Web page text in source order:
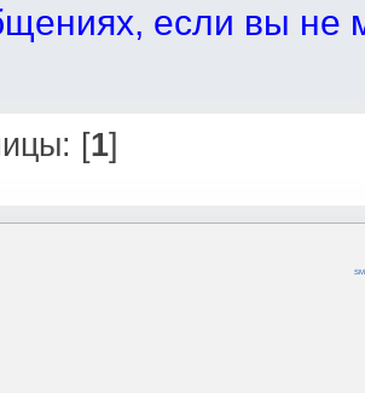
если вы не
[1]